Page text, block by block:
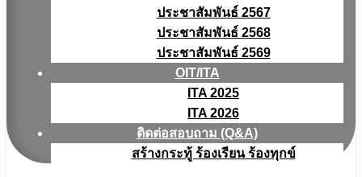
ประชาสัมพันธ์ 2567
ประชาสัมพันธ์ 2568
ประชาสัมพันธ์ 2569
OIT/ITA
ITA 2025
ITA 2026
ติดต่อสอบถาม (Q&A)
สร้างกระทู้ ร้องเรียน ร้องทุกข์